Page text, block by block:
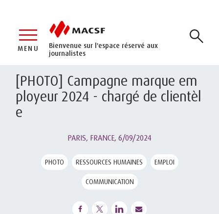
Bienvenue sur l'espace réservé aux
journalistes
MENU
[PHOTO] Campagne marque em
ployeur 2024 - chargé de clientèl
e
PARIS, FRANCE, 6/09/2024
PHOTO RESSOURCES HUMAINES EMPLOI
COMMUNICATION